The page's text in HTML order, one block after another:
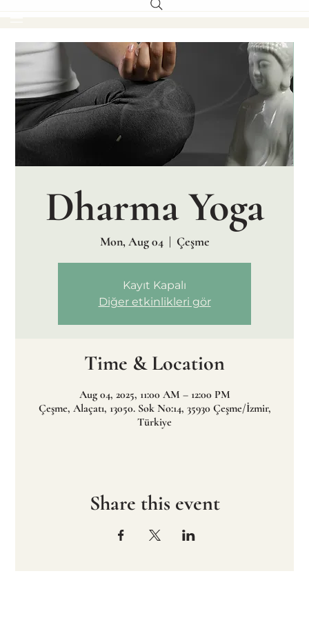
Dharma Yoga
Mon, Aug 04
  |
Çeşme
Kayıt Kapalı
Diğer etkinlikleri gör
Time & Location
Aug 04, 2025, 11:00 AM – 12:00 PM
Çeşme, Alaçatı, 13050. Sok No:14, 35930 Çeşme/İzmir,
Türkiye
Share this event